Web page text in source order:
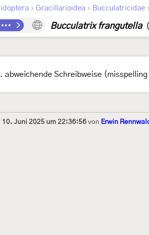
› Gracillarioidea › Bucculatricidae
Bucculatrix frangutella
abweichende Schreibweise
10. Juni 2025 um 22:36:56 von Erwin